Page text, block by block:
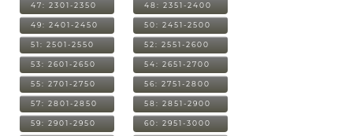
47: 2301-2350 48: 2351-2400
49: 2401-2450 50: 2451-2500
51: 2501-2550 52: 2551-2600
53: 2601-2650 54: 2651-2700
55: 2701-2750 56: 2751-2800
57: 2801-2850 58: 2851-2900
59: 2901-2950 60: 2951-3000